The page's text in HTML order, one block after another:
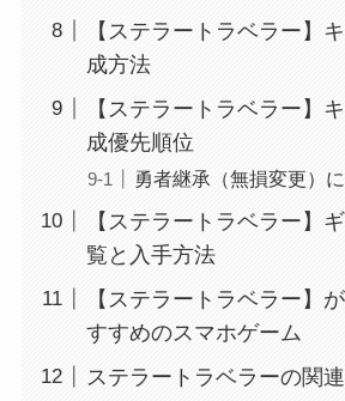
【ステラートラベラー】
成方法
【ステラートラベラー】
成優先順位
勇者継承（無損変更）
【ステラートラベラー】
覧と入手方法
【ステラートラベラー】
すすめのスマホゲーム
ステラートラベラーの関